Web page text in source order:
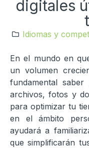
digitales
Idiomas y
En el mundo en
un volumen
fundamental
archivos, fotos y
para optimizar tu
en el ámbito
ayudará a
que simplificarán